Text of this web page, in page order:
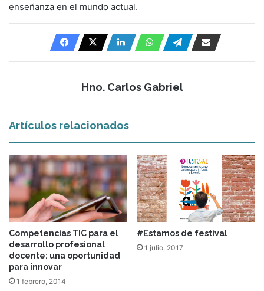
enseñanza en el mundo actual.
Hno. Carlos Gabriel
Artículos relacionados
Competencias TIC para el
desarrollo profesional
docente: una oportunidad
para innovar
1 febrero, 2014
#Estamos de festival
1 julio, 2017